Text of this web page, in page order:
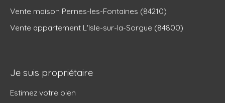
Vente maison Pernes-les-Fontaines (84210)
Vente appartement L'Isle-sur-la-Sorgue (84800)
Je suis propriétaire
Estimez votre bien